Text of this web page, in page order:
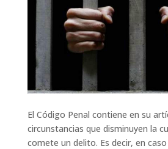
El Código Penal contiene en su
circunstancias que disminuyen la
comete un delito. Es decir, en